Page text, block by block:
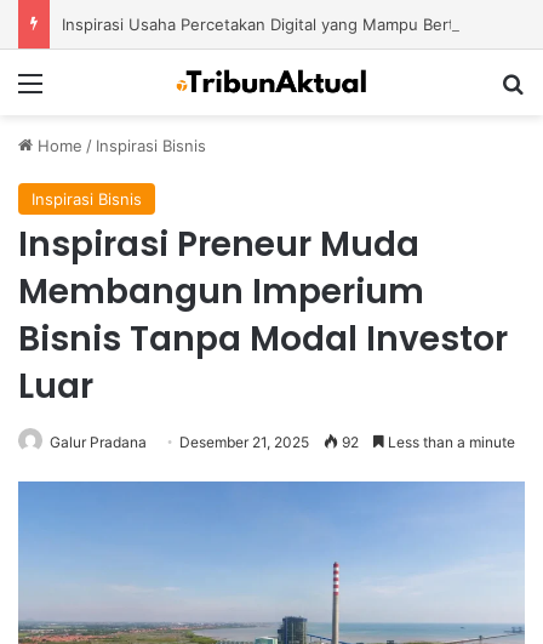
Home / Inspirasi Bisnis
Inspirasi Bisnis
Inspirasi Preneur Muda
Membangun Imperium
Bisnis Tanpa Modal Investor
Luar
Galur Pradana Desember 21, 2025 92 Less than a minute